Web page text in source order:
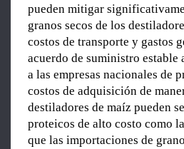
pueden mitigar
granos secos de los
costos de transporte y gastos
acuerdo de suministro estable
a las empresas nacionales de
costos de adquisición de
destiladores de maíz pueden
proteicos de alto costo como
que las importaciones de